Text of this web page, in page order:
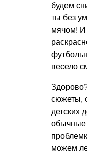
будем
ты без
мячом! И
весело
сюжеты,
детских
обычные
можем